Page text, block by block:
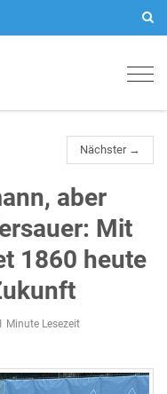
Nächster →
aber
Mit
1860 heute
Minute Lesezeit